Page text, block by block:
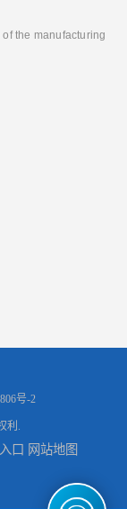
the manufacturing
号-2
利.
口 网站地图